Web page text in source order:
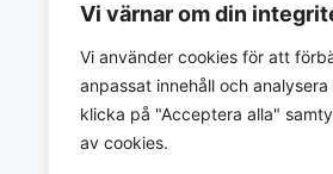
Vi värnar om din
Vi använder cookies för att
anpassat innehåll och
klicka på "Acceptera alla"
av cookies.
Skurupshem AB